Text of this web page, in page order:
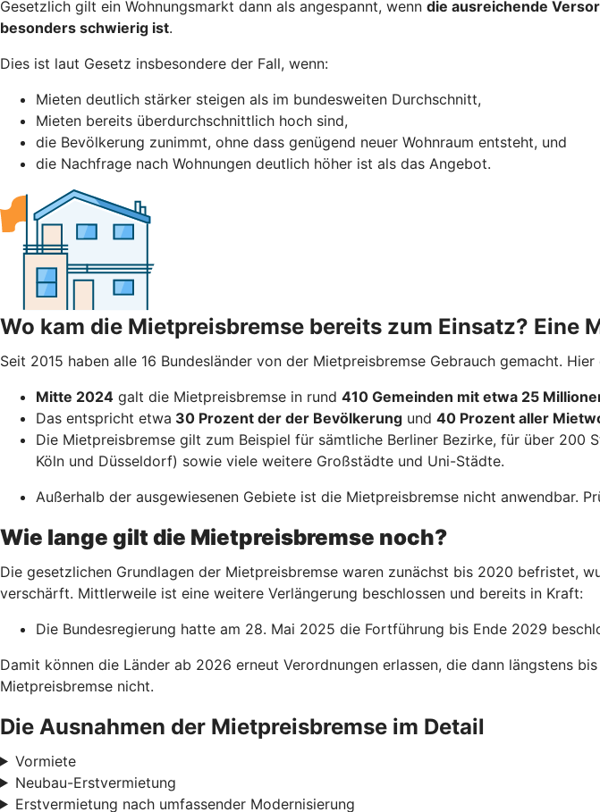
Gesetzlich gilt ein Wohnungsmarkt dann als angespannt, wenn die ausreichende
besonders schwierig ist.
Dies ist laut Gesetz insbesondere der Fall, wenn:
Mieten deutlich stärker steigen als im bundesweiten Durchschnitt,
Mieten bereits überdurchschnittlich hoch sind,
die Bevölkerung zunimmt, ohne dass genügend neuer Wohnraum entsteht, und
die Nachfrage nach Wohnungen deutlich höher ist als das Angebot.
Wo kam die Mietpreisbremse bereits zum Einsatz? Eine
Seit 2015 haben alle 16 Bundesländer von der Mietpreisbremse Gebrauch gemacht.
Mitte 2024 galt die Mietpreisbremse in rund 410 Gemeinden mit etwa 25
Das entspricht etwa 30 Prozent der der Bevölkerung und 40 Prozent aller
Die Mietpreisbremse gilt zum Beispiel für sämtliche Berliner Bezirke, für über 200
Köln und Düsseldorf) sowie viele weitere Großstädte und Uni-Städte.
Außerhalb der ausgewiesenen Gebiete ist die Mietpreisbremse nicht anwendbar.
Wie lange gilt die Mietpreisbremse noch?
Die gesetzlichen Grundlagen der Mietpreisbremse waren zunächst bis 2020 befristet,
verschärft. Mittlerweile ist eine weitere Verlängerung beschlossen und bereits in Kraft:
Die Bundesregierung hatte am 28. Mai 2025 die Fortführung bis Ende 2029
Damit können die Länder ab 2026 erneut Verordnungen erlassen, die dann längstens
Mietpreisbremse nicht.
Die Ausnahmen der Mietpreisbremse im Detail
Vormiete
Neubau-Erstvermietung
Erstvermietung nach umfassender Modernisierung